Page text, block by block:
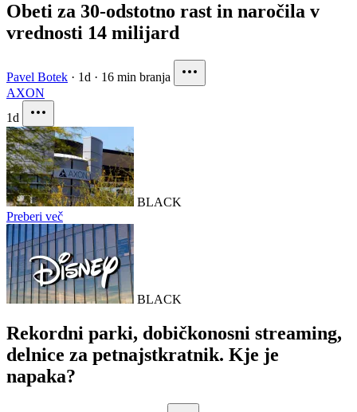
Obeti za 30-odstotno rast in naročila v
vrednosti 14 milijard
Pavel Botek · 1d · 16 min branja
AXON
1d
BLACK
Preberi več
BLACK
Rekordni parki, dobičkonosni streaming,
delnice za petnajstkratnik. Kje je
napaka?